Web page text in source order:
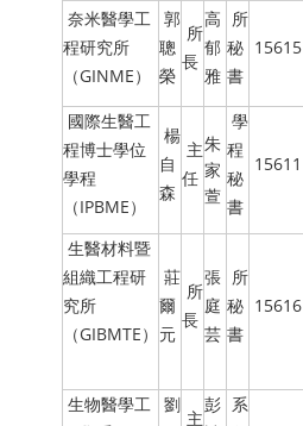
奈米醫學工
程研究所
（GINME）
郭
聰
榮
所
長
高
郁
雅
所
秘
書
15615
國際生醫工
程博士學位
學程
（IPBME）
楊
自
森
主
任
朱
家
萱
學
程
秘
書
15611
生醫材料暨
組織工程研
究所
（GIBMTE）
莊
爾
元
所
長
張
庭
芸
所
秘
書
15616
生物醫學工 劉
主
彭 系